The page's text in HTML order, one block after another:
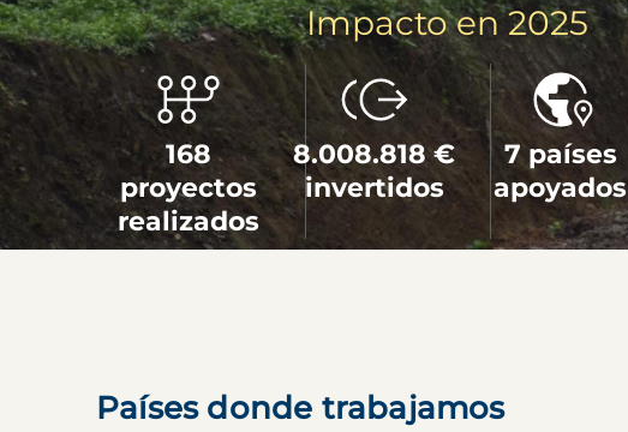
Impacto en 2025
168
proyectos
realizados
8.008.818 €
invertidos
7 países
apoyados
Países donde trabajamos